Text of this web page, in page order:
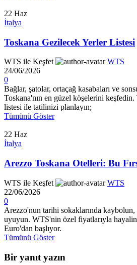
22 Haz
İtalya
Toskana Gezilecek Yerler Listesi
WTS ile Keşfet
WTS
24/06/2026
0
Bağlar, şatolar, ortaçağ kasabaları ve
Toskana'nın en güzel köşelerini
listesi ile tatilinizi planlayın;
Tümünü Göster
22 Haz
İtalya
Arezzo Toskana Otelleri: Bu
WTS ile Keşfet
WTS
22/06/2026
0
Arezzo'nun tarihi sokaklarında kaybolun,
uyuyun. WTS'nin özel fiyatlarıyla
Euro'dan başlıyor.
Tümünü Göster
Bir yanıt yazın